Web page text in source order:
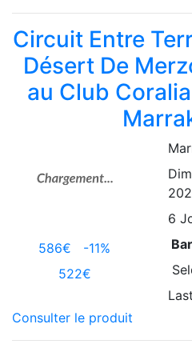
Circuit Entre
Désert De
au Club
586€ -11%
522€
6
Consulter le produit